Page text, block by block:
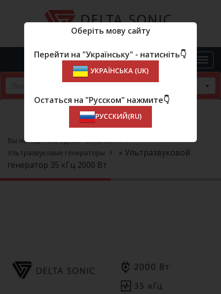
Вы находитесь здесь: Delta Sonic »
Ультразвуковые генераторы
» Ультразвуковой
генератор 35 кГц 2000 Вт
Оберіть мову сайту
Перейти на "Українську" - натисніть👇
УКРАЇНСЬКА (UK)
Остаться на "Русском" нажмите👇
РУССКИЙ(RU)